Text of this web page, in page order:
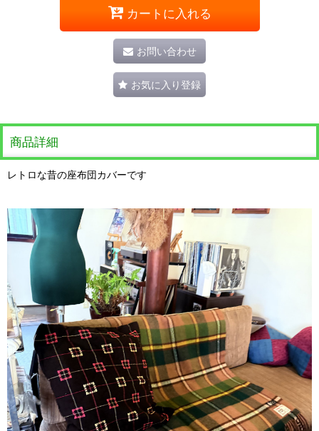
カートに入れる
お問い合わせ
お気に入り登録
商品詳細
レトロな昔の座布団カバーです